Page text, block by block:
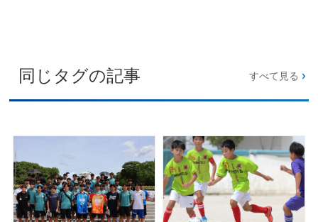
同じタグの記事 すべて見る